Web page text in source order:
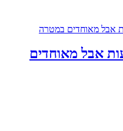
אבל מאוחדים